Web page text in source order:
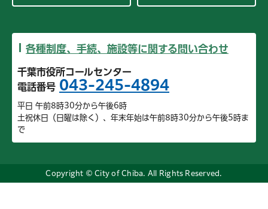
各種制度、手続、施設等に関する問い合わせ
千葉市役所コールセンター
電話番号 043-245-4894
平日 午前8時30分から午後6時
土祝休日（日曜は除く）、年末年始は午前8時30分から午後5時ま
で
Copyright © City of Chiba. All Rights Reserved.